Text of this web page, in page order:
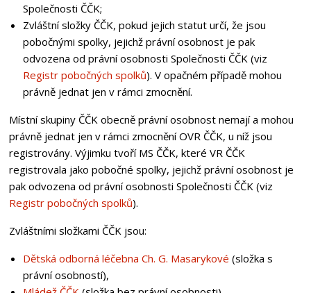
Společnosti ČČK;
Zvláštní složky ČČK, pokud jejich statut určí, že jsou
pobočnými spolky, jejichž právní osobnost je pak
odvozena od právní osobnosti Společnosti ČČK (viz
Registr pobočných spolků). V opačném případě mohou
právně jednat jen v rámci zmocnění.
Místní skupiny ČČK obecně právní osobnost nemají a mohou
právně jednat jen v rámci zmocnění OVR ČČK, u níž jsou
registrovány. Výjimku tvoří MS ČČK, které VR ČČK
registrovala jako pobočné spolky, jejichž právní osobnost je
pak odvozena od právní osobnosti Společnosti ČČK (viz
Registr pobočných spolků).
Zvláštními složkami ČČK jsou:
Dětská odborná léčebna Ch. G. Masarykové (složka s
právní osobností),